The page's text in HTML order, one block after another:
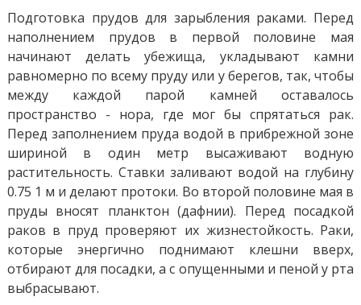
Подготовка прудов для зарыбления раками. Перед
наполнением прудов в первой половине мая
начинают делать убежища, укладывают камни
равномерно по всему пруду или у берегов, так, чтобы
между каждой парой камней оставалось
пространство - нора, где мог бы спрятаться рак.
Перед заполнением пруда водой в прибрежной зоне
шириной в один метр высаживают водную
растительность. Ставки заливают водой на глубину
0.75 1 м и делают протоки. Во второй половине мая в
пруды вносят планктон (дафнии). Перед посадкой
раков в пруд проверяют их жизнестойкость. Раки,
которые энергично поднимают клешни вверх,
отбирают для посадки, а с опущенными и пеной у рта
выбрасывают.